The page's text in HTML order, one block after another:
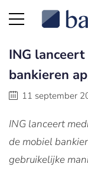
ING
bankieren
11 september
ING lanceert
de mobiel
gebruikelijke